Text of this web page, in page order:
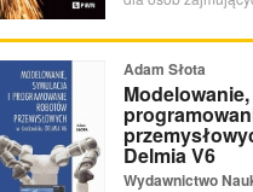
Adam Słota
Delmia V6
Wydawnictwo